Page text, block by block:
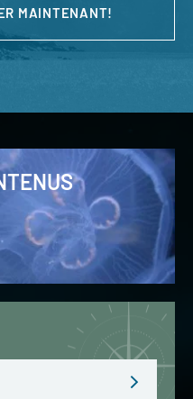
MAINTENANT!